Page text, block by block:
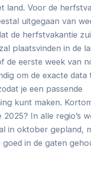
land. Voor de
uitgegaan van
de herfstvakantie
plaatsvinden in de
de eerste week van
om de exacte data
je een passende
kunt maken.
In alle regio’s
in oktober gepland,
goed in de gaten